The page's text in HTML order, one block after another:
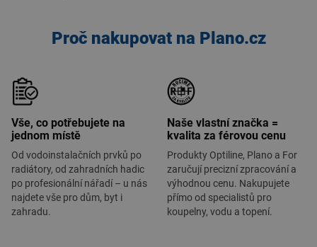
Proč nakupovat na Plano.cz
Vše, co potřebujete na
jednom místě
Od vodoinstalačních prvků po
radiátory, od zahradních hadic
po profesionální nářadí – u nás
najdete vše pro dům, byt i
zahradu.
Naše vlastní značka =
kvalita za férovou cenu
Produkty Optiline, Plano a For
zaručují precizní zpracování a
výhodnou cenu. Nakupujete
přímo od specialistů pro
koupelny, vodu a topení.